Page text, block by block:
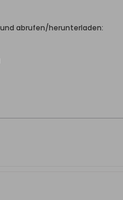
abrufen/herunterladen: